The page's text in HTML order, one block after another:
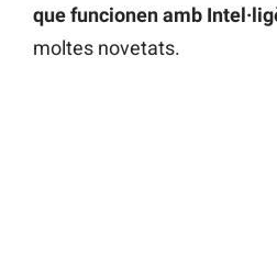
que funcionen amb
moltes novetats.